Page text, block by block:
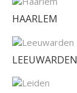
HAARLEM
LEEUWARDEN